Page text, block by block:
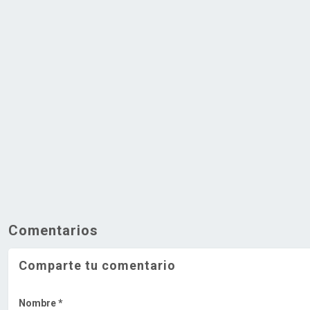
Comentarios
Comparte tu comentario
Nombre *